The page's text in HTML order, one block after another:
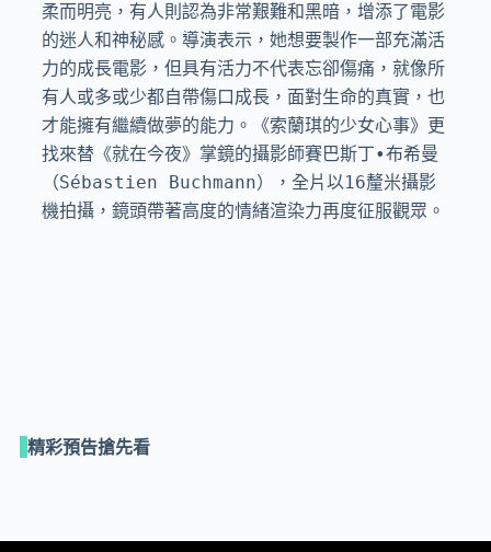
柔而明亮，有人則認為非常艱難和黑暗，增添了電影
的迷人和神秘感。導演表示，她想要製作一部充滿活
力的成長電影，但具有活力不代表忘卻傷痛，就像所
有人或多或少都自帶傷口成長，面對生命的真實，也
才能擁有繼續做夢的能力。《索蘭琪的少女心事》更
找來替《就在今夜》掌鏡的攝影師賽巴斯丁•布希曼
（Sébastien Buchmann），全片以16釐米攝影
機拍攝，鏡頭帶著高度的情緒渲染力再度征服觀眾。
精彩預告搶先看